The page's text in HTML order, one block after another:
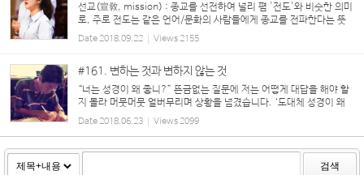
선교(宣敎, mission) : 종교를 선전하여 널리 폄 '전도'와 비슷한 의미
로, 주로 전도는 같은 언어/문화의 사람들에게 종교를 전파한다는 뜻
이지만, 선교는 다른 언어/문화의 사람들에게 종교를 전파한다는 뜻으
로 쓰인다. 올해만큼 이 '선교'라는...
Date2018.09.22 Views2155
#161. 변하는 것과 변하지 않는 것
“너는 성경이 왜 좋니?” 뜬금없는 질문에 저는 어떻게 대답을 해야 할
지 몰라 머뭇머뭇 얼버무리며 상황을 넘겼습니다. ‘도대체 성경이 왜
좋으냐?’는 오래전 그 날 뜬금없었던 그 질문은 여태껏 진지하게 생각
해보지 않았었던, 따라서 확신을 ...
Date2018.06.23 Views2099
검색